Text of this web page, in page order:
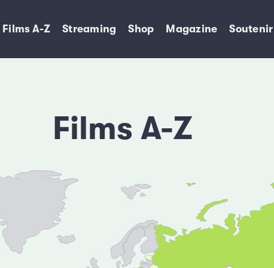
Films A-Z Streaming Shop Magazine Soutenir
Films A-Z